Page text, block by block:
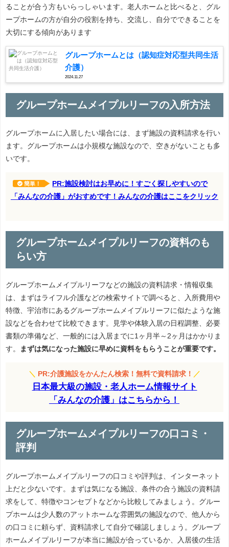
ることが合う方もいらっしゃいます。老人ホームと比べると、グル
ープホームの方が自分の役割を持ち、交流し、自分でできることを
大切にする傾向があります
グループホームとは（認知症対応型共同生活
介護）
2024.11.27
グループホームメイプルリーフの入所方法
グループホームに入居したい場合には、まず施設の資料請求を行い
ます。グループホームは小規模な施設なので、空きがないことも多
いです。
簡単！
PR:施設検討はお早めに！すごく探しやすいので
「みんなの介護」がおすめです！みんなの介護はここをクリック
グループホームメイプルリーフの資料のも
らい方
グループホームメイプルリーフなどの施設の資料請求・情報収集
は、まずはライフル介護などの検索サイトで調べると、入所費用や
特徴、宇治市にあるグループホームメイプルリーフに似たような施
設などを合わせて比較できます。見学や体験入居の日程調整、必要
書類の準備など、一般的には入居までに1ヶ月半～2ヶ月はかかりま
す。
まずは気になった施設に早めに資料をもらうことが重要です。
＼ PR:介護施設をかんたん検索！無料で資料請求！ ／
日本最大級の施設・老人ホーム情報サイト
「みんなの介護」はこちらから！
グループホームメイプルリーフの口コミ・
評判
グループホームメイプルリーフの口コミや評判は、インターネット
上だと少ないです。まずは気になる施設、条件の合う施設の資料請
求をして、特徴やコンセプトなどから比較してみましょう。グルー
プホームは少人数のアットホームな雰囲気の施設なので、他人から
の口コミに頼らず、資料請求して自分で確認しましょう。グループ
ホームメイプルリーフが本当に施設が合っているか、入居後の生活